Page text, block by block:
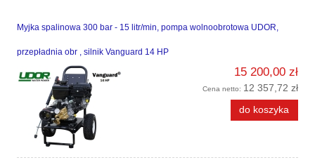
Myjka spalinowa 300 bar - 15 litr/min, pompa wolnoobrotowa UDOR,
przepładnia obr , silnik Vanguard 14 HP
15 200,00 zł
Cena netto: 12 357,72 zł
do koszyka